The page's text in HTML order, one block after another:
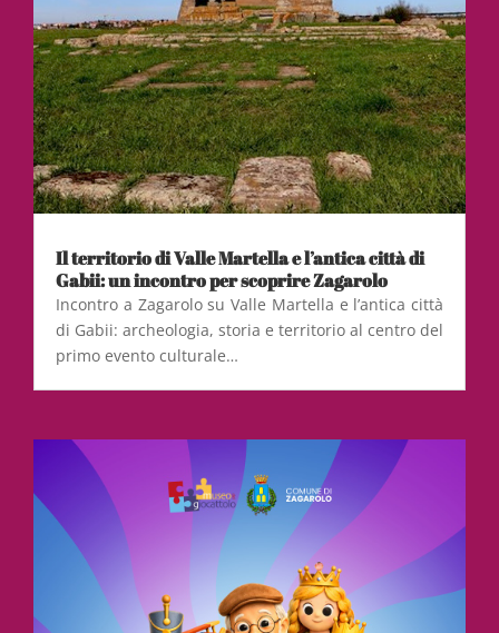
Il territorio di Valle Martella e l’antica città di
Gabii: un incontro per scoprire Zagarolo
Incontro a Zagarolo su Valle Martella e l’antica città
di Gabii: archeologia, storia e territorio al centro del
primo evento culturale…